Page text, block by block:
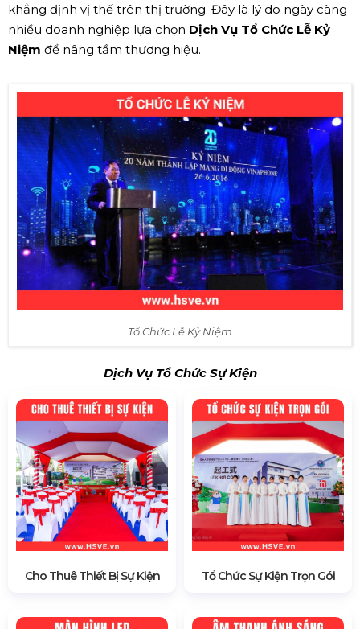
khẳng định vị thế trên thị trường. Đây là lý do ngày càng
nhiều doanh nghiệp lựa chọn Dịch Vụ Tổ Chức Lễ Kỷ
Niệm để nâng tầm thương hiệu.
Tổ Chức Lễ Kỷ Niệm
Dịch Vụ Tổ Chức Sự Kiện
Cho Thuê Thiết Bị Sự Kiện Tổ Chức Sự Kiện Trọn Gói